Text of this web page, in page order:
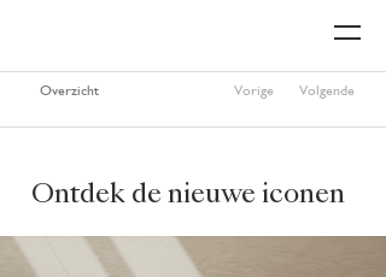
Overzicht Vorige Volgende
Ontdek de nieuwe iconen